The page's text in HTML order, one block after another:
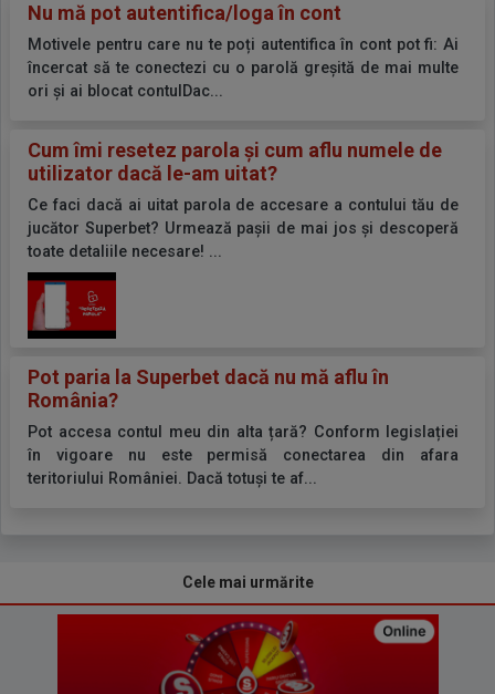
Nu mă pot autentifica/loga în cont
Motivele pentru care nu te poți autentifica în cont pot fi: Ai
încercat să te conectezi cu o parolă greșită de mai multe
ori și ai blocat contulDac...
Cum îmi resetez parola și cum aflu numele de
utilizator dacă le-am uitat?
Ce faci dacă ai uitat parola de accesare a contului tău de
jucător Superbet? Urmează pașii de mai jos și descoperă
toate detaliile necesare! ...
Pot paria la Superbet dacă nu mă aflu în
România?
Pot accesa contul meu din alta țară? Conform legislației
în vigoare nu este permisă conectarea din afara
teritoriului României. Dacă totuși te af...
Cele mai urmărite